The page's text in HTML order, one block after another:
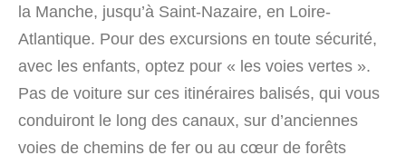
la Manche, jusqu’à Saint-Nazaire, en Loire-
Atlantique. Pour des excursions en toute sécurité,
avec les enfants, optez pour « les voies vertes ».
Pas de voiture sur ces itinéraires balisés, qui vous
conduiront le long des canaux, sur d’anciennes
voies de chemins de fer ou au cœur de forêts